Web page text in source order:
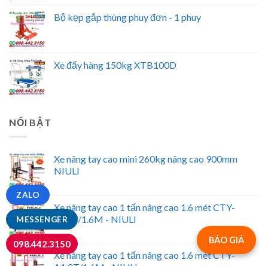
Bộ kẹp gắp thùng phuy đơn - 1 phuy
Xe đẩy hàng 150kg XTB100D
NỔI BẬT
Xe nâng tay cao mini 260kg nâng cao 900mm
NIULI
Xe nâng tay cao 1 tấn nâng cao 1.6 mét CTY-
E1.0T/1.6M - NIULI
Xe nâng tay cao 1 tấn nâng cao 1.6 mét CTY-
BÁO GIÁ
MESSENGER
ZALO
098.442.3150